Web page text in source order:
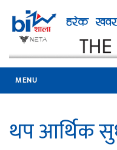
MENU
थप आर्थिक